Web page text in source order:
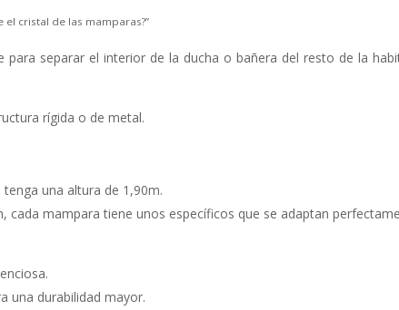
el cristal de las mamparas?”
separar el interior de la ducha o bañera del resto de la
rígida o de metal.
una altura de 1,90m.
mampara tiene unos específicos que se adaptan
una durabilidad mayor.